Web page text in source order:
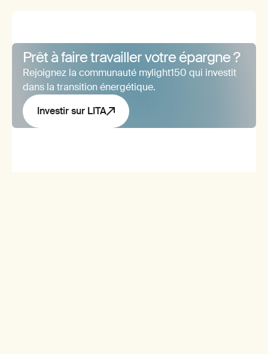
Prêt à faire travailler votre épargne ?
Rejoignez la communauté mylight150 qui investit
dans la transition énergétique.
Investir sur LITA